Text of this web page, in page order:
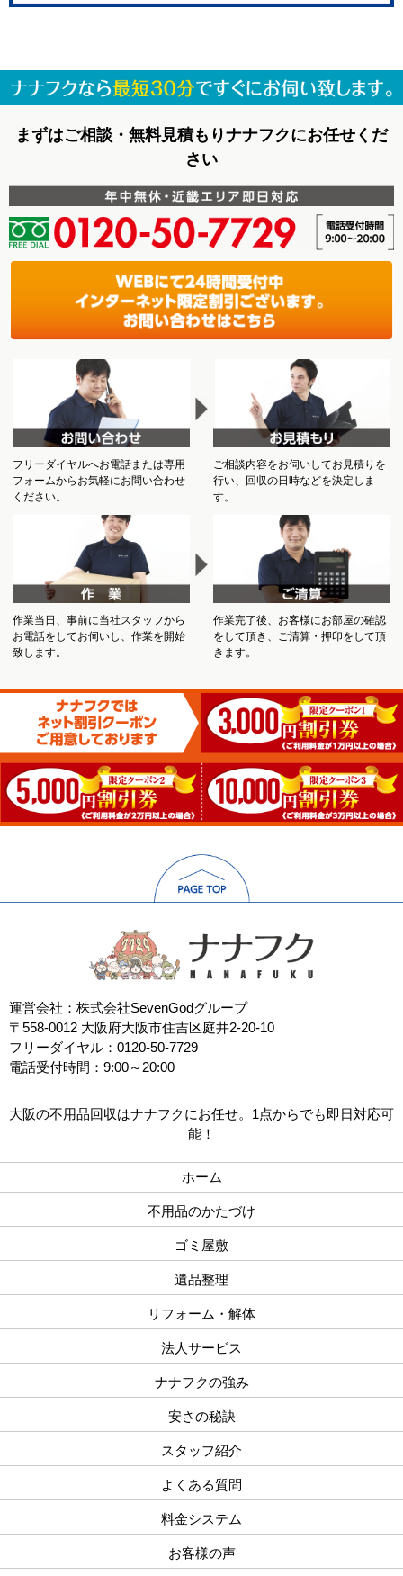
まずはご相談・無料見積もりナナフクにお任せくだ
さい
フリーダイヤルへお電話または専用
フォームからお気軽にお問い合わせ
ください。
ご相談内容をお伺いしてお見積りを
行い、回収の日時などを決定しま
す。
作業当日、事前に当社スタッフから
お電話をしてお伺いし、作業を開始
致します。
作業完了後、お客様にお部屋の確認
をして頂き、ご清算・押印をして頂
きます。
運営会社：株式会社SevenGodグループ
〒558-0012 大阪府大阪市住吉区庭井2-20-10
フリーダイヤル：0120-50-7729
電話受付時間：9:00～20:00
大阪の不用品回収はナナフクにお任せ。1点からでも即日対応可
能！
ホーム
不用品のかたづけ
ゴミ屋敷
遺品整理
リフォーム・解体
法人サービス
ナナフクの強み
安さの秘訣
スタッフ紹介
よくある質問
料金システム
お客様の声